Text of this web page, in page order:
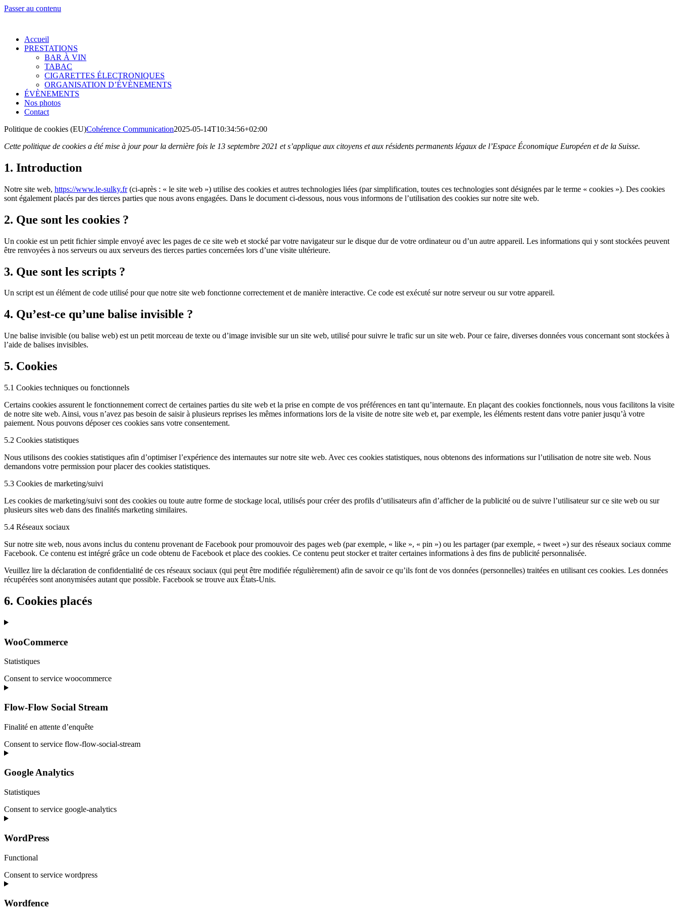
Passer au contenu
Accueil
PRESTATIONS
BAR À VIN
TABAC
CIGARETTES ÉLECTRONIQUES
ORGANISATION D’ÉVÈNEMENTS
ÉVÈNEMENTS
Nos photos
Contact
Politique de cookies (EU)Cohérence Communication2025-05-14T10:34:56+02:00
Cette politique de cookies a été mise à jour pour la dernière fois le 13 septembre 2021 et s’applique aux citoyens et aux résidents permanents légaux de l’Espace Économique Européen et de la Suisse.
1. Introduction
Notre site web, https://www.le-sulky.fr(ci-après : « le site web ») utilise des cookies et autres technologies liées (par simplification, toutes ces technologies sont désignées par le terme « cookies »). Des cookies
sont également placés par des tierces parties que nous avons engagées. Dans le document ci-dessous, nous vous informons de l’utilisation des cookies sur notre site web.
2. Que sont les cookies ?
Un cookie est un petit fichier simple envoyé avec les pages de ce site web et stocké par votre navigateur sur le disque dur de votre ordinateur ou d’un autre appareil. Les informations qui y sont stockées peuvent
être renvoyées à nos serveurs ou aux serveurs des tierces parties concernées lors d’une visite ultérieure.
3. Que sont les scripts ?
Un script est un élément de code utilisé pour que notre site web fonctionne correctement et de manière interactive. Ce code est exécuté sur notre serveur ou sur votre appareil.
4. Qu’est-ce qu’une balise invisible ?
Une balise invisible (ou balise web) est un petit morceau de texte ou d’image invisible sur un site web, utilisé pour suivre le trafic sur un site web. Pour ce faire, diverses données vous concernant sont stockées à
l’aide de balises invisibles.
5. Cookies
5.1 Cookies techniques ou fonctionnels
Certains cookies assurent le fonctionnement correct de certaines parties du site web et la prise en compte de vos préférences en tant qu’internaute. En plaçant des cookies fonctionnels, nous vous facilitons la visite
de notre site web. Ainsi, vous n’avez pas besoin de saisir à plusieurs reprises les mêmes informations lors de la visite de notre site web et, par exemple, les éléments restent dans votre panier jusqu’à votre
paiement. Nous pouvons déposer ces cookies sans votre consentement.
5.2 Cookies statistiques
Nous utilisons des cookies statistiques afin d’optimiser l’expérience des internautes sur notre site web. Avec ces cookies statistiques, nous obtenons des informations sur l’utilisation de notre site web. Nous
demandons votre permission pour placer des cookies statistiques.
5.3 Cookies de marketing/suivi
Les cookies de marketing/suivi sont des cookies ou toute autre forme de stockage local, utilisés pour créer des profils d’utilisateurs afin d’afficher de la publicité ou de suivre l’utilisateur sur ce site web ou sur
plusieurs sites web dans des finalités marketing similaires.
5.4 Réseaux sociaux
Sur notre site web, nous avons inclus du contenu provenant de Facebook pour promouvoir des pages web (par exemple, « like », « pin ») ou les partager (par exemple, « tweet ») sur des réseaux sociaux comme
Facebook. Ce contenu est intégré grâce un code obtenu de Facebook et place des cookies. Ce contenu peut stocker et traiter certaines informations à des fins de publicité personnalisée.
Veuillez lire la déclaration de confidentialité de ces réseaux sociaux (qui peut être modifiée régulièrement) afin de savoir ce qu’ils font de vos données (personnelles) traitées en utilisant ces cookies. Les données
récupérées sont anonymisées autant que possible. Facebook se trouve aux États-Unis.
6. Cookies placés
WooCommerce
Statistiques
Consent to service woocommerce
Flow-Flow Social Stream
Finalité en attente d’enquête
Consent to service flow-flow-social-stream
Google Analytics
Statistiques
Consent to service google-analytics
WordPress
Functional
Consent to service wordpress
Wordfence